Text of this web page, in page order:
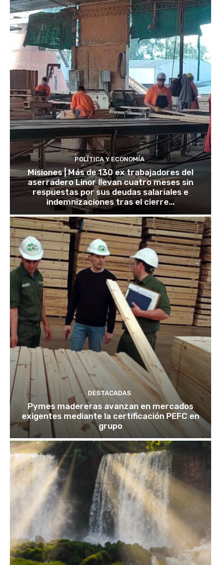
POLÍTICA Y ECONOMÍA
Misiones | Más de 130 ex trabajadores del
aserradero Linor llevan cuatro meses sin
respuestas por sus deudas salariales e
indemnizaciones tras el cierre...
DESTACADAS
Pymes madereras avanzan en mercados
exigentes mediante la certificación PEFC en
grupo